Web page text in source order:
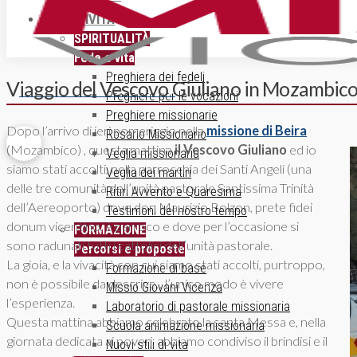
ATTIVITÀ
SPIRITUALITÀ
Fede e vita
Preghiera dei fedeli
Preghiere per le vocazioni
Preghiere missionarie
Rosario Missionario
Veglia missionaria
Veglia dei martiri
Ritiri Avvento e Quaresima
Testimoni del nostro tempo
FORMAZIONE
Percorsi e proposte
Formazione di base
Missio Giovani Vicenza
Laboratorio di pastorale missionaria
Scuola animazione missionaria
Nuovi stili di vita
ISCRIZIONE NEWSLETTER
Viaggio del Vescovo Giuliano in
Dopo l’arrivo di ieri pomeriggio nellamissione di Beira
(Mozambico) , questa mattinail Vescovo Giuliano ed io
siamo stati accolti, nella parrocchia dei Santi Angeli (una
delle tre comunità dell’unità pastorale Santissima Trinità
dell’Aereoporto) dove don Maurizio Bolzon, prete fidei
donum vicentino, è parroco e dove per l’occasione si
sono radunati tutti i cattolici dell’unità pastorale.
La gioia, e la vivacità con cui siamo stati accolti, purtroppo,
non è possibile da descrive…l’unico modo è vivere
l’esperienza.
Questa mattina abbiamo celebrato la santa Messa e, nella
giornata dedicata ai poveri, abbiamo condiviso il brindisi e il